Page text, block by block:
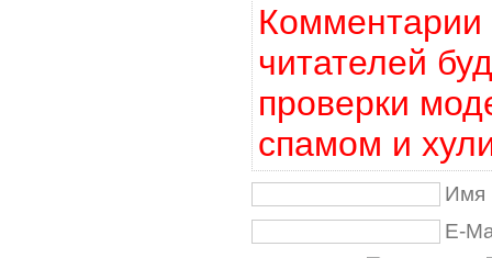
Комментарии
читателей
проверки
спамом и
Имя
E-